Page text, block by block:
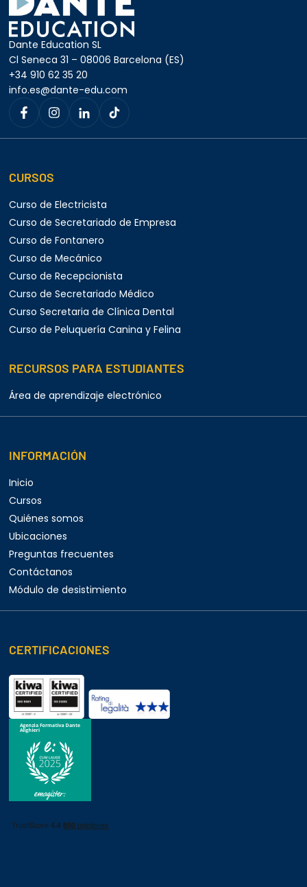
Dante Education SL
Cl Seneca 31 – 08006 Barcelona (ES)
+34 910 62 35 20
info.es@dante-edu.com
CURSOS
Curso de Electricista
Curso de Secretariado de Empresa
Curso de Fontanero
Curso de Mecánico
Curso de Recepcionista
Curso de Secretariado Médico
Curso Secretaria de Clínica Dental
Curso de Peluquería Canina y Felina
RECURSOS PARA ESTUDIANTES
Área de aprendizaje electrónico
INFORMACIÓN
Inicio
Cursos
Quiénes somos
Ubicaciones
Preguntas frecuentes
Contáctanos
Módulo de desistimiento
CERTIFICACIONES